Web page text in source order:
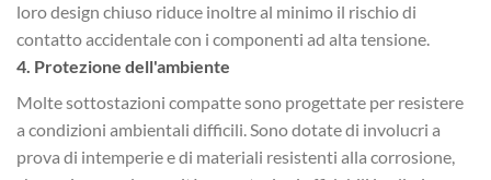
loro design chiuso riduce inoltre al minimo il rischio di
contatto accidentale con i componenti ad alta tensione.
4. Protezione dell'ambiente
Molte sottostazioni compatte sono progettate per resistere
a condizioni ambientali difficili. Sono dotate di involucri a
prova di intemperie e di materiali resistenti alla corrosione,